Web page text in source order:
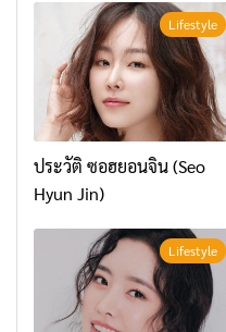
Lifestyle
ประวัติ ซอฮยอนจิน (Seo
Hyun Jin)
Lifestyle